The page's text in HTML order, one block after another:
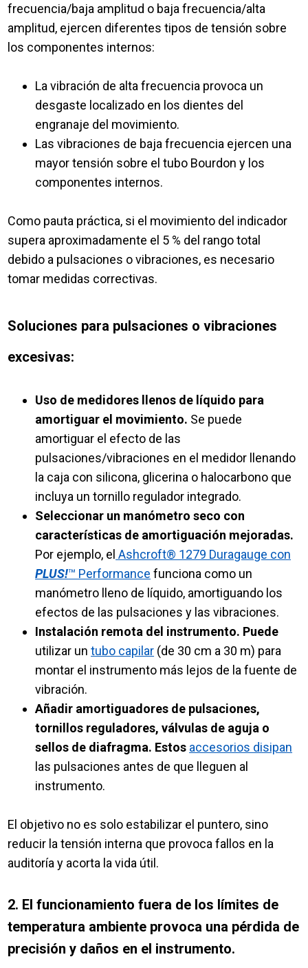
frecuencia/baja amplitud o baja frecuencia/alta
amplitud, ejercen diferentes tipos de tensión sobre
los componentes internos:
La vibración de alta frecuencia provoca un
desgaste localizado en los dientes del
engranaje del movimiento.
Las vibraciones de baja frecuencia ejercen una
mayor tensión sobre el tubo Bourdon y los
componentes internos.
Como pauta práctica, si el movimiento del indicador
supera aproximadamente el 5 % del rango total
debido a pulsaciones o vibraciones, es necesario
tomar medidas correctivas.
Soluciones para pulsaciones o vibraciones
excesivas:
Uso de medidores llenos de líquido para
amortiguar el movimiento. Se puede
amortiguar el efecto de las
pulsaciones/vibraciones en el medidor llenando
la caja con silicona, glicerina o halocarbono que
incluya un tornillo regulador integrado.
Seleccionar un manómetro seco con
características de amortiguación mejoradas.
Por ejemplo, el Ashcroft® 1279 Duragauge con
PLUS!™ Performance funciona como un
manómetro lleno de líquido, amortiguando los
efectos de las pulsaciones y las vibraciones.
Instalación remota del instrumento. Puede
utilizar untubo capilar (de 30 cm a 30 m) para
montar el instrumento más lejos de la fuente de
vibración.
Añadir amortiguadores de pulsaciones,
tornillos reguladores, válvulas de aguja o
sellos de diafragma. Estos accesorios disipan
las pulsaciones antes de que lleguen al
instrumento.
El objetivo no es solo estabilizar el puntero, sino
reducir la tensión interna que provoca fallos en la
auditoría y acorta la vida útil.
2. El funcionamiento fuera de los límites de
temperatura ambiente provoca una pérdida de
precisión y daños en el instrumento.